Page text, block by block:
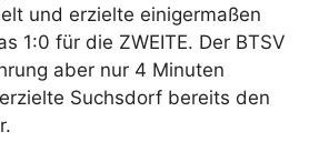
und erzielte einigermaßen
1:0 für die ZWEITE. Der BTSV
aber nur 4 Minuten
Suchsdorf bereits den